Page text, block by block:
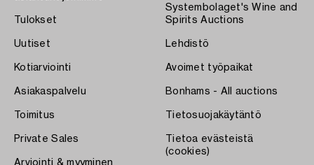
Tulokset
Uutiset
Kotiarviointi
Asiakaspalvelu
Toimitus
Private Sales
Arviointi & myyminen
Systembolaget's Wine and
Spirits Auctions
Lehdistö
Avoimet työpaikat
Bonhams - All auctions
Tietosuojakäytäntö
Tietoa evästeistä
(cookies)